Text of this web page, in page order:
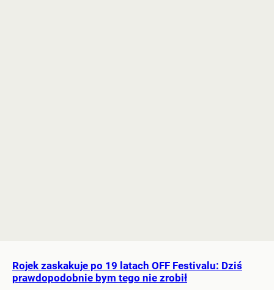
Rojek zaskakuje po 19 latach OFF Festivalu: Dziś
prawdopodobnie bym tego nie zrobił